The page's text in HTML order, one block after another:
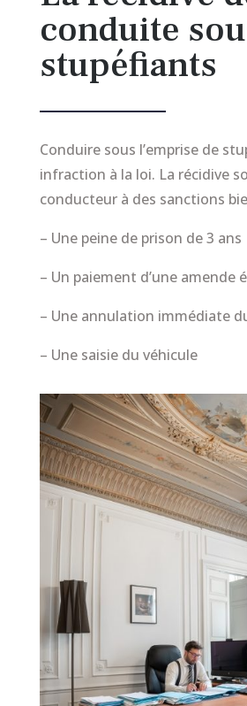
conduite
stupéfiants
Conduire sous l’emprise de
infraction à la loi. La récidive
conducteur à des sanctions
– Une peine de prison de 3 ans
– Un paiement d’une amende
– Une annulation immédiate
– Une saisie du véhicule